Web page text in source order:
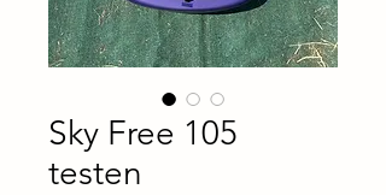
Sky Free 105
testen